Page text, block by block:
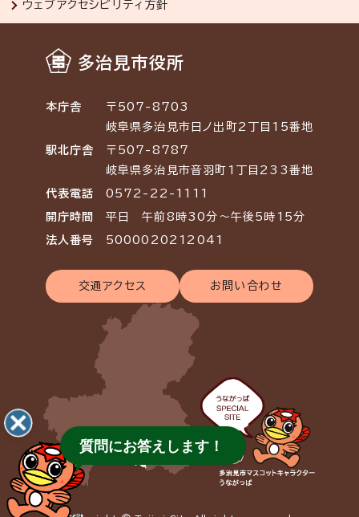
ウェブアクセシビリティ方針
多治見市役所
本庁舎
〒507-8703
岐阜県多治見市日ノ出町2丁目15番地
駅北庁舎
〒507-8787
岐阜県多治見市音羽町1丁目233番地
代表電話 0572-22-1111
開庁時間 平日 午前8時30分～午後5時15分
法人番号 5000020212041
交通アクセス お問い合わせ
質問にお答えします！